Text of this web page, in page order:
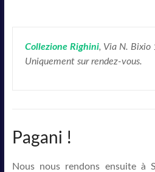
Collezione Righini, Via N. Bixio
Uniquement sur rendez-vous.
Pagani !
Nous nous rendons ensuite à